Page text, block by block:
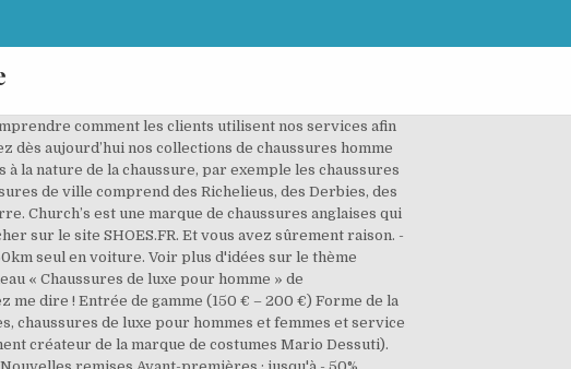
comment les clients utilisent nos services afin
aujourd’hui nos collections de chaussures homme
la nature de la chaussure, par exemple les chaussures
de ville comprend des Richelieus, des Derbies, des
Church’s est une marque de chaussures anglaises qui
sur le site SHOES.FR. Et vous avez sûrement raison. -
seul en voiture. Voir plus d'idées sur le thème
« Chaussures de luxe pour homme » de
me dire ! Entrée de gamme (150 € – 200 €) Forme de la
chaussures de luxe pour hommes et femmes et service
créateur de la marque de costumes Mario Dessuti).